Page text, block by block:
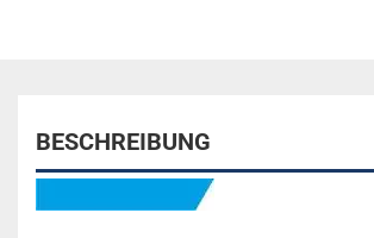
BESCHREIBUNG